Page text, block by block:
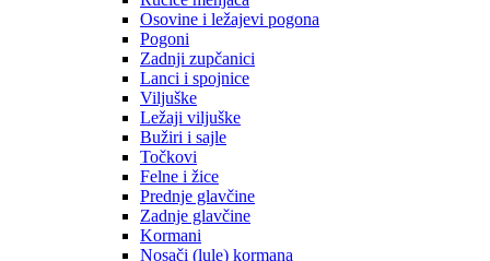
Osovine i ležajevi pogona
Pogoni
Zadnji zupčanici
Lanci i spojnice
Viljuške
Ležaji viljuške
Bužiri i sajle
Točkovi
Felne i žice
Prednje glavčine
Zadnje glavčine
Kormani
Nosači (lule) kormana